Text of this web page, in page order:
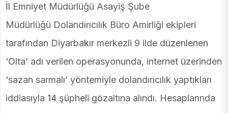
İl Emniyet Müdürlüğü Asayiş Şube
Müdürlüğü Dolandırıcılık Büro Amirliği ekipleri
tarafından Diyarbakır merkezli 9 ilde düzenlenen
‘Olta’ adı verilen operasyonunda, internet üzerinden
‘sazan sarmalı’ yöntemiyle dolandırıcılık yaptıkları
iddiasıyla 14 şüpheli gözaltına alındı. Hesaplarında